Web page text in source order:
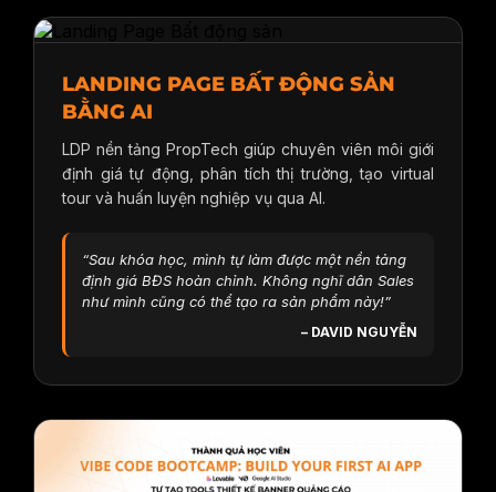
LANDING PAGE BẤT ĐỘNG SẢN
BẰNG AI
LDP nền tảng PropTech giúp chuyên viên môi giới
định giá tự động, phân tích thị trường, tạo virtual
tour và huấn luyện nghiệp vụ qua AI.
“Sau khóa học, mình tự làm được một nền tảng
định giá BĐS hoàn chỉnh. Không nghĩ dân Sales
như mình cũng có thể tạo ra sản phẩm này!”
– DAVID NGUYỄN